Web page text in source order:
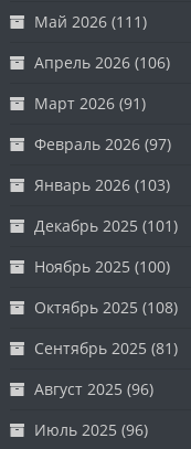
Май 2026 (111)
Апрель 2026 (106)
Март 2026 (91)
Февраль 2026 (97)
Январь 2026 (103)
Декабрь 2025 (101)
Ноябрь 2025 (100)
Октябрь 2025 (108)
Сентябрь 2025 (81)
Август 2025 (96)
Июль 2025 (96)